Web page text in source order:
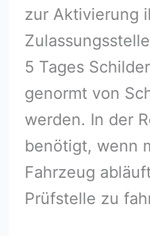
zur Aktivierung
5 Tages
genormt von
werden. In der
benötigt, wenn
Fahrzeug
Prüfstelle zu